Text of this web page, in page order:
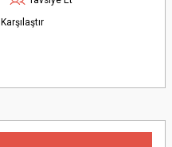
Karşılaştır